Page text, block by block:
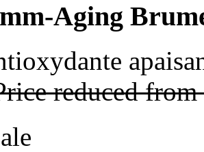
Aging
reduced from